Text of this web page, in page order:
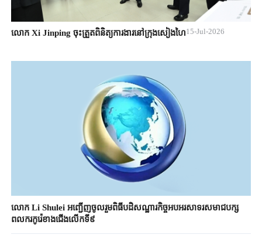
លោក Xi Jinping ចុះត្រួតពិនិត្យការងារនៅក្រុងសៀងហៃ15-Jul-2026
លោក Li Shulei អញ្ជើញចូលរួមពិធីបដិសណ្ឋារកិច្ចអបអរសាទរសមាជបក្ស
ពលករកូរ៉េខាងជើងលើកទី៩